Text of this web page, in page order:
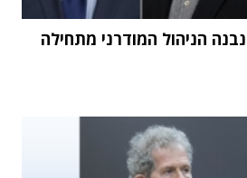
הניהול המודרני מתחילה